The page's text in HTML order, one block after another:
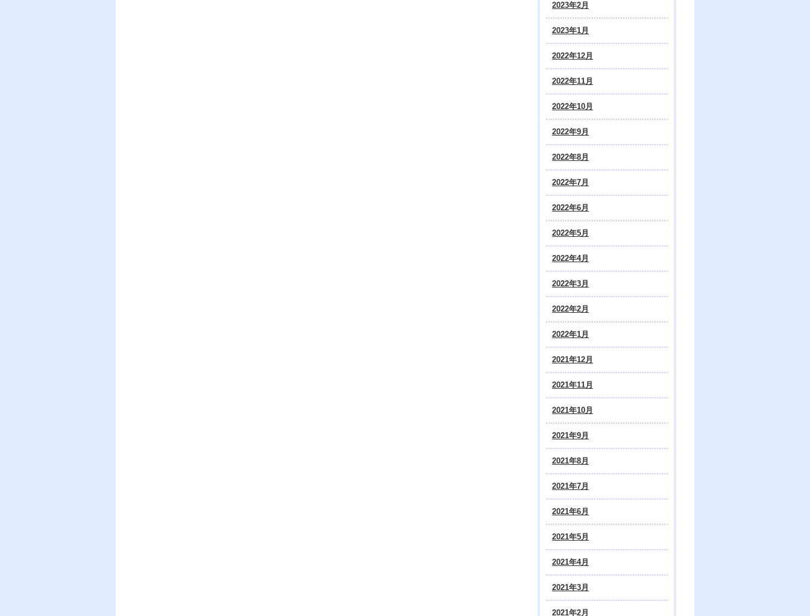
2023年2月
2023年1月
2022年12月
2022年11月
2022年10月
2022年9月
2022年8月
2022年7月
2022年6月
2022年5月
2022年4月
2022年3月
2022年2月
2022年1月
2021年12月
2021年11月
2021年10月
2021年9月
2021年8月
2021年7月
2021年6月
2021年5月
2021年4月
2021年3月
2021年2月